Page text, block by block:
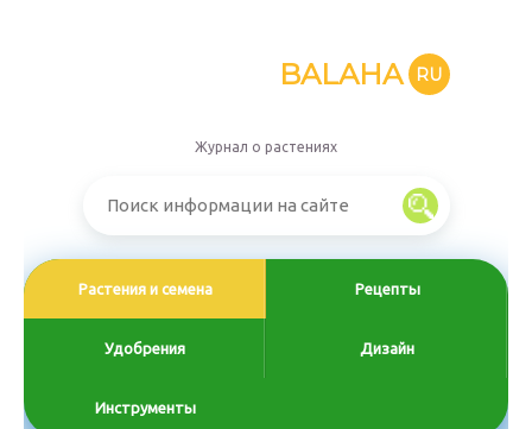
BALAHA RU
Журнал о растениях
Растения и семена Рецепты
Удобрения Дизайн
Инструменты